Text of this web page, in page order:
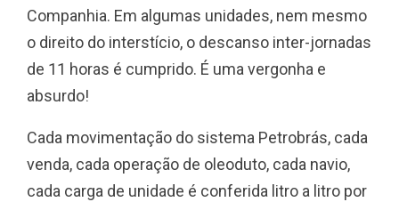
Companhia. Em algumas unidades, nem mesmo
o direito do interstício, o descanso inter-jornadas
de 11 horas é cumprido. É uma vergonha e
absurdo!
Cada movimentação do sistema Petrobrás, cada
venda, cada operação de oleoduto, cada navio,
cada carga de unidade é conferida litro a litro por